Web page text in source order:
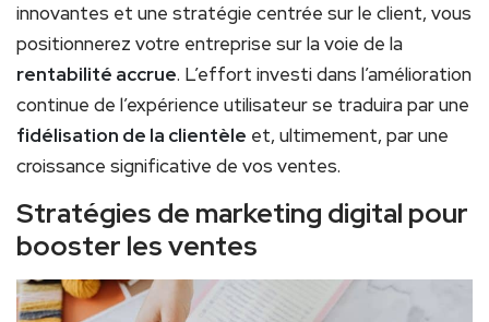
innovantes et une stratégie centrée sur le client, vous
positionnerez votre entreprise sur la voie de la
rentabilité accrue. L’effort investi dans l’amélioration
continue de l’expérience utilisateur se traduira par une
fidélisation de la clientèle et, ultimement, par une
croissance significative de vos ventes.
Stratégies de marketing digital pour
booster les ventes